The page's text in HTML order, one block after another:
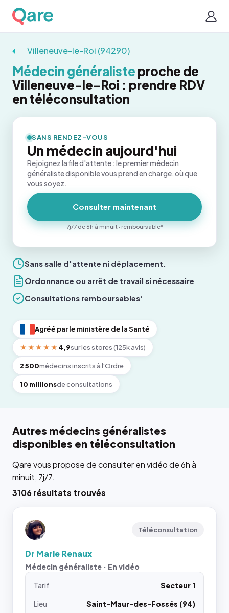
Villeneuve-le-Roi (94290)
Médecin généraliste proche de
Villeneuve-le-Roi : prendre RDV
en téléconsultation
Sans salle d'attente ni déplacement.
Ordonnance ou arrêt de travail si nécessaire
Consultations remboursables*
Agréé par le ministère de la Santé
★★★★★ 4,9sur les stores (125k avis)
2 500médecins inscrits à l'Ordre
10 millionsde consultations
SANS RENDEZ-VOUS
Un médecin aujourd'hui
Rejoignez la file d'attente : le premier médecin
généraliste disponible vous prend en charge, où que
vous soyez.
Consulter maintenant
7j/7 de 6h à minuit · remboursable*
Autres médecins généralistes
disponibles en téléconsultation
Qare vous propose de consulter en vidéo de 6h à
minuit, 7j/7.
3106 résultats trouvés
Téléconsultation
Dr Marie Renaux
Médecin généraliste · En vidéo
Tarif
Secteur 1
Lieu
Saint-Maur-des-Fossés (94)